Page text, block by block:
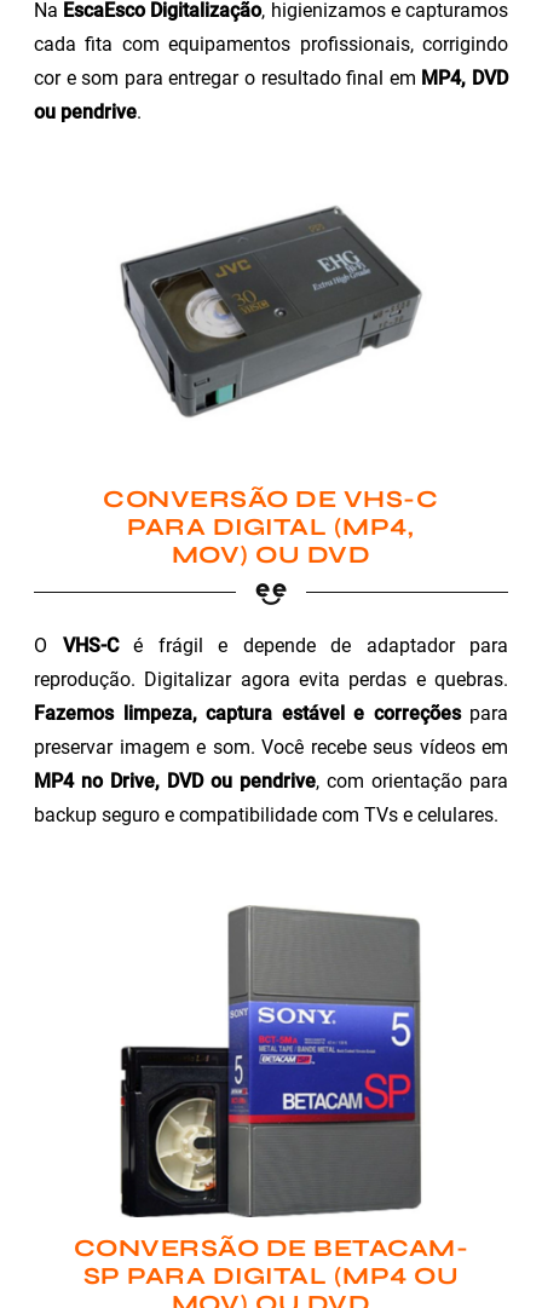
Na EscaEsco Digitalização, higienizamos e capturamos
cada fita com equipamentos profissionais, corrigindo
cor e som para entregar o resultado final em MP4, DVD
ou pendrive.
CONVERSÃO DE VHS-C
PARA DIGITAL (MP4,
MOV) OU DVD
O VHS-Cé frágil e depende de adaptador para
reprodução. Digitalizar agora evita perdas e quebras.
Fazemos limpeza, captura estável e correçõespara
preservar imagem e som. Você recebe seus vídeos em
MP4 no Drive, DVD ou pendrive, com orientação para
backup seguro e compatibilidade com TVs e celulares.
CONVERSÃO DE BETACAM-
SP PARA DIGITAL (MP4 OU